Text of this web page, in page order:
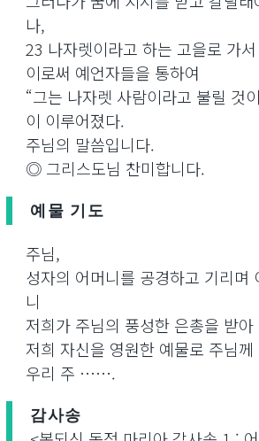
나,
23 나자렛이라고 하는 고을로 가
이로써 예언자들을 통하여
“그는 나자렛 사람이라고 불릴 것
이 이루어졌다.
주님의 말씀입니다.
◎ 그리스도님 찬미합니다.
예물 기도
주님,
성자의 어머니를 공경하고 기리며
니
저희가 주님의 풍성한 은총을 받아
저희 자신을 영원한 예물로 주님
우리 주 …….
감사송